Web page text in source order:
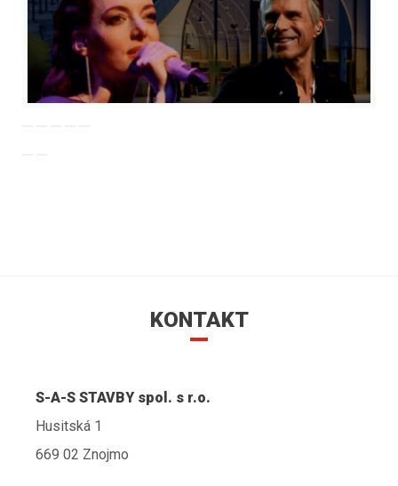
KONTAKT
S-A-S STAVBY spol. s r.o.
Husitská 1
669 02 Znojmo